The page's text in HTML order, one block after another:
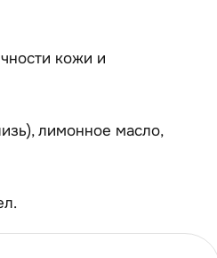
кожи и
лимонное масло,